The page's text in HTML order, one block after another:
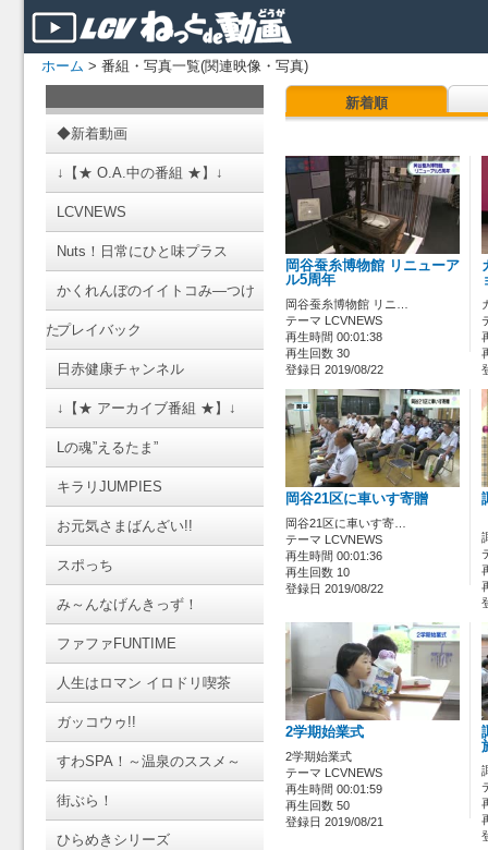
ホーム > 番組・写真一覧(関連映像・写真)
◆新着動画
↓【★ O.A.中の番組 ★】↓
LCVNEWS
Nuts！日常にひと味プラス
かくれんぼのイイトコみ―つけ
たプレイバック
日赤健康チャンネル
↓【★ アーカイブ番組 ★】↓
Lの魂”えるたま”
キラリJUMPIES
お元気さまばんざい!!
スポっち
み～んなげんきっず！
ファファFUNTIME
人生はロマン イロドリ喫茶
ガッコウゥ!!
すわSPA！～温泉のススメ～
街ぶら！
ひらめきシリーズ
新着順
岡谷蚕糸博物館 リニューア
ル5周年
岡谷蚕糸博物館 リニ…
テーマ LCVNEWS
再生時間 00:01:38
再生回数 30
登録日 2019/08/22
岡谷21区に車いす寄贈
岡谷21区に車いす寄…
テーマ LCVNEWS
再生時間 00:01:36
再生回数 10
登録日 2019/08/22
2学期始業式
2学期始業式
テーマ LCVNEWS
再生時間 00:01:59
再生回数 50
登録日 2019/08/21